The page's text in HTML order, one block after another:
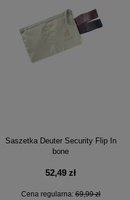
Saszetka Deuter Security Flip In
bone
52,49 zł
Cena regularna:69,99 zł